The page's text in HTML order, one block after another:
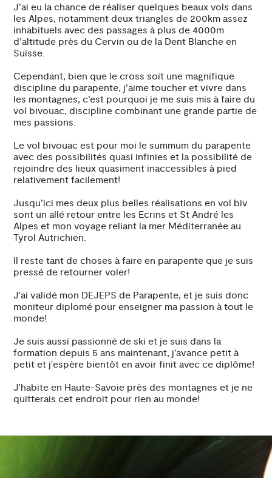
J’ai eu la chance de réaliser quelques beaux vols dans
les Alpes, notamment deux triangles de 200km assez
inhabituels avec des passages à plus de 4000m
d’altitude près du Cervin ou de la Dent Blanche en
Suisse.
Cependant, bien que le cross soit une magnifique
discipline du parapente, j’aime toucher et vivre dans
les montagnes, c’est pourquoi je me suis mis à faire du
vol bivouac, discipline combinant une grande partie de
mes passions.
Le vol bivouac est pour moi le summum du parapente
avec des possibilités quasi infinies et la possibilité de
rejoindre des lieux quasiment inaccessibles à pied
relativement facilement!
Jusqu’ici mes deux plus belles réalisations en vol biv
sont un allé retour entre les Ecrins et St André les
Alpes et mon voyage reliant la mer Méditerranée au
Tyrol Autrichien.
Il reste tant de choses à faire en parapente que je suis
pressé de retourner voler!
J'ai validé mon DEJEPS de Parapente, et je suis donc
moniteur diplomé pour enseigner ma passion à tout le
monde!
Je suis aussi passionné de ski et je suis dans la
formation depuis 5 ans maintenant, j'avance petit à
petit et j'espère bientôt en avoir finit avec ce diplôme!
J'habite en Haute-Savoie près des montagnes et je ne
quitterais cet endroit pour rien au monde!